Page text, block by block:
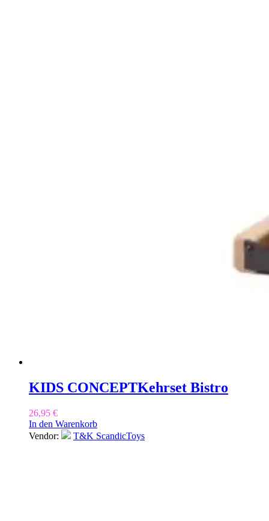
KIDS CONCEPTKehrset Bistro
26,95 €
In den Warenkorb
Vendor:
T&K ScandicToys